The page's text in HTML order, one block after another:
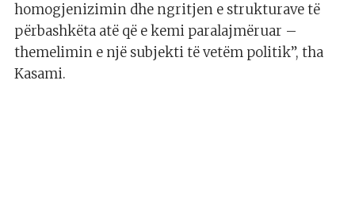
homogjenizimin dhe ngritjen e strukturave të
përbashkëta atë që e kemi paralajmëruar –
themelimin e një subjekti të vetëm politik”, tha
Kasami.